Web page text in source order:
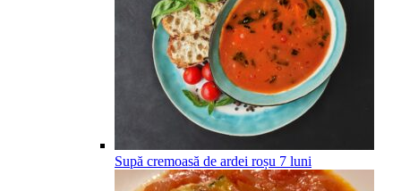
Supă cremoasă de ardei roșu 7 luni